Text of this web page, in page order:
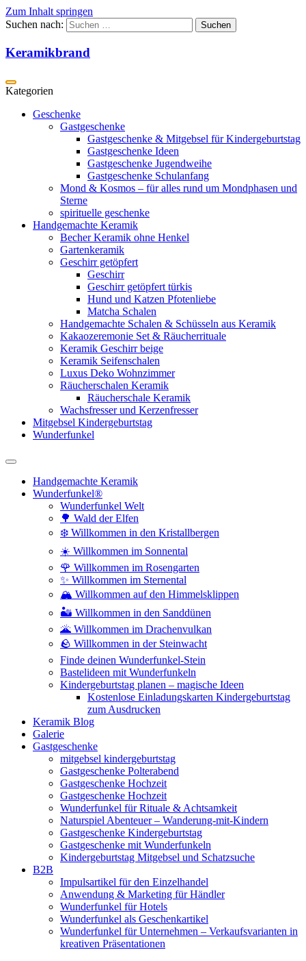
Zum Inhalt springen
Suchen nach:
Keramikbrand
Geschenke
Gastgeschenke
Gastgeschenke & Mitgebsel für Kindergeburtstag
Gastgeschenke Ideen
Gastgeschenke Jugendweihe
Gastgeschenke Schulanfang
Mond & Kosmos – für alles rund um Mondphasen und
Sterne
spirituelle geschenke
Handgemachte Keramik
Becher Keramik ohne Henkel
Gartenkeramik
Geschirr getöpfert
Geschirr
Geschirr getöpfert türkis
Hund und Katzen Pfotenliebe
Matcha Schalen
Handgemachte Schalen & Schüsseln aus Keramik
Kakaozeremonie Set & Räucherrituale
Keramik Geschirr beige
Keramik Seifenschalen
Luxus Deko Wohnzimmer
Räucherschalen Keramik
Räucherschale Keramik
Wachsfresser und Kerzenfresser
Mitgebsel Kindergeburtstag
Wunderfunkel
Handgemachte Keramik
Wunderfunkel®
Wunderfunkel Welt
🌳 Wald der Elfen
❄️ Willkommen in den Kristallbergen
☀️ Willkommen im Sonnental
🌹 Willkommen im Rosengarten
✨ Willkommen im Sternental
🏔️ Willkommen auf den Himmelsklippen
🏜️ Willkommen in den Sanddünen
🌋 Willkommen im Drachenvulkan
🪨 Willkommen in der Steinwacht
Finde deinen Wunderfunkel-Stein
Bastelideen mit Wunderfunkeln
Kindergeburtstag planen – magische Ideen
Kostenlose Einladungskarten Kindergeburtstag
zum Ausdrucken
Keramik Blog
Galerie
Gastgeschenke
mitgebsel kindergeburtstag
Gastgeschenke Polterabend
Gastgeschenke Hochzeit
Gastgeschenke Hochzeit
Wunderfunkel für Rituale & Achtsamkeit
Naturspiel Abenteuer – Wanderung-mit-Kindern
Gastgeschenke Kindergeburtstag
Gastgeschenke mit Wunderfunkeln
Kindergeburtstag Mitgebsel und Schatzsuche
B2B
Impulsartikel für den Einzelhandel
Anwendung & Marketing für Händler
Wunderfunkel für Hotels
Wunderfunkel als Geschenkartikel
Wunderfunkel für Unternehmen – Verkaufsvarianten in
kreativen Präsentationen